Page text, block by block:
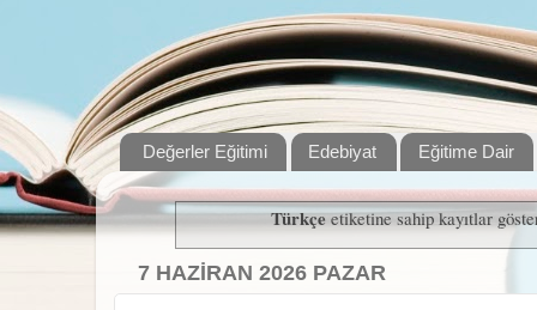
Değerler Eğitimi Edebiyat Eğitime Dair
Türkçeetiketine sahip kayıtlar
7 HAZIRAN 2026 PAZAR